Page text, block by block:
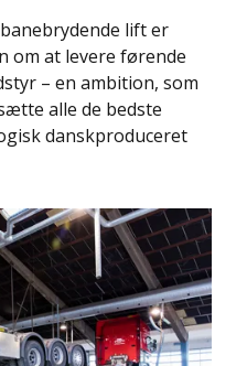
lift er
om at levere førende
– en ambition, som
alle de bedste
danskproduceret